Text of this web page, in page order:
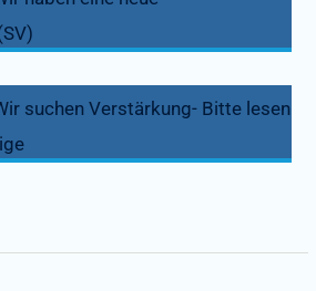
Next
suchen Verstärkung- Bitte lesen